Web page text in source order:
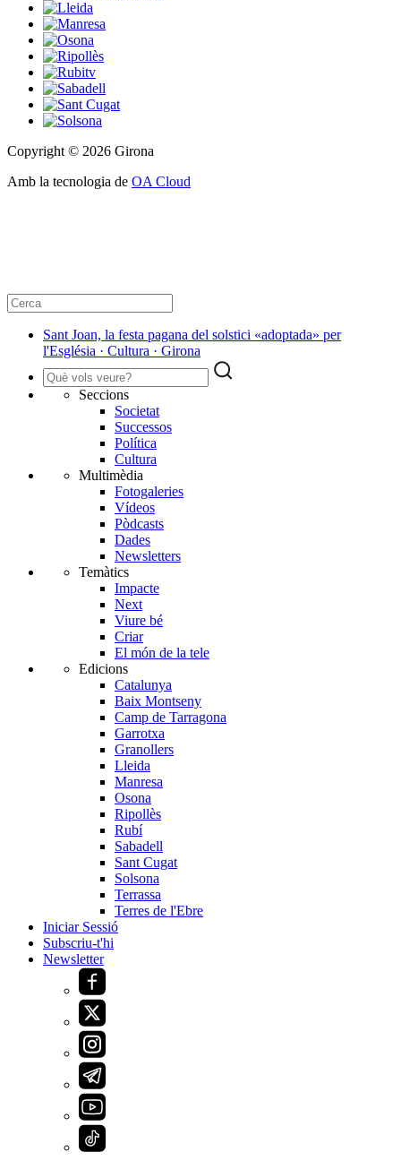
Copyright © 2026 Girona
Amb la tecnologia de OA Cloud
Sant Joan, la festa pagana del solstici «adoptada» per
l'Església · Cultura · Girona
Seccions
Societat
Successos
Política
Cultura
Multimèdia
Fotogaleries
Vídeos
Pòdcasts
Dades
Newsletters
Temàtics
Impacte
Next
Viure bé
Criar
El món de la tele
Edicions
Catalunya
Baix Montseny
Camp de Tarragona
Garrotxa
Granollers
Lleida
Manresa
Osona
Ripollès
Rubí
Sabadell
Sant Cugat
Solsona
Terrassa
Terres de l'Ebre
Iniciar Sessió
Subscriu-t'hi
Newsletter